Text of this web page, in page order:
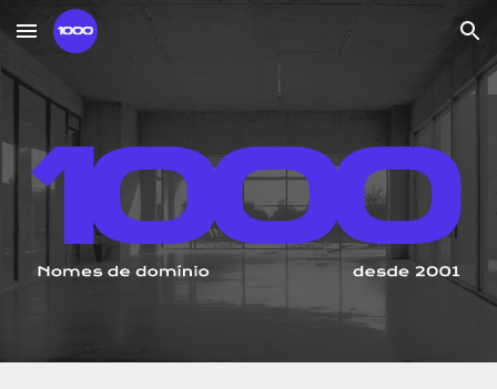
Skip to main content Skip to navigation